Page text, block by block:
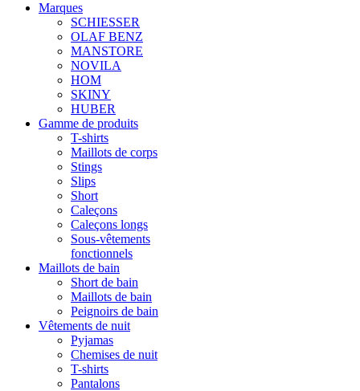
Marques
SCHIESSER
OLAF BENZ
MANSTORE
NOVILA
HOM
SKINY
HUBER
Gamme de produits
T-shirts
Maillots de corps
Stings
Slips
Short
Caleçons
Caleçons longs
Sous-vêtements
fonctionnels
Maillots de bain
Short de bain
Maillots de bain
Peignoirs de bain
Vêtements de nuit
Pyjamas
Chemises de nuit
T-shirts
Pantalons